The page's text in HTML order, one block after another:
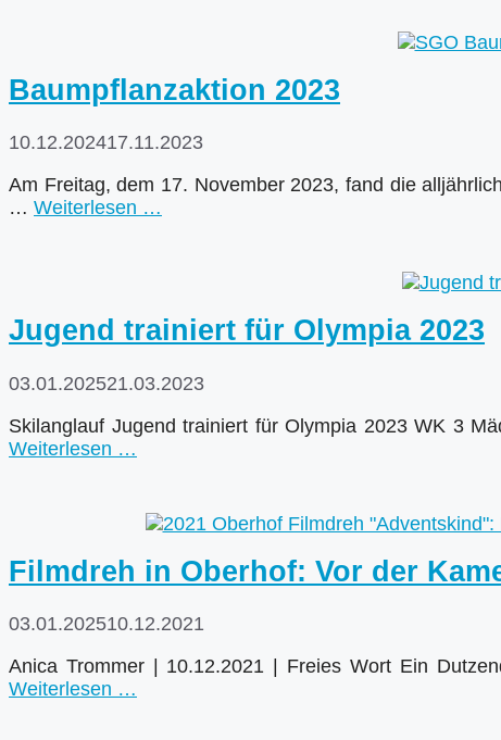
Baumpflanzaktion 2023
10.12.202417.11.2023
Am Freitag, dem 17. November 2023, fand die
… Weiterlesen …
Jugend trainiert für Olympia 2023
03.01.202521.03.2023
Skilanglauf Jugend trainiert für Olympia 2023 WK 3
Weiterlesen …
Filmdreh in Oberhof: Vor der
03.01.202510.12.2021
Anica Trommer | 10.12.2021 | Freies Wort Ein
Weiterlesen …